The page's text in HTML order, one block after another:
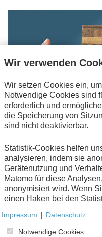
Zweite
öffentlichen
Digitalisierung &
Wesentliche
bestätigt: Es lohnt sich
als auch Multi-
Wir verwenden
Wir setzen Cookies ein,
Notwendige Cookies sind
erforderlich und
die Speicherung von
sind nicht deaktivierbar.
Statistik-Cookies helfen
analysieren, indem sie
Gerätenutzung und
Matomo für diese
anonymisiert wird. Wenn
einen Haken bei den
Impressum | Datenschutz
Notwendige Cookies